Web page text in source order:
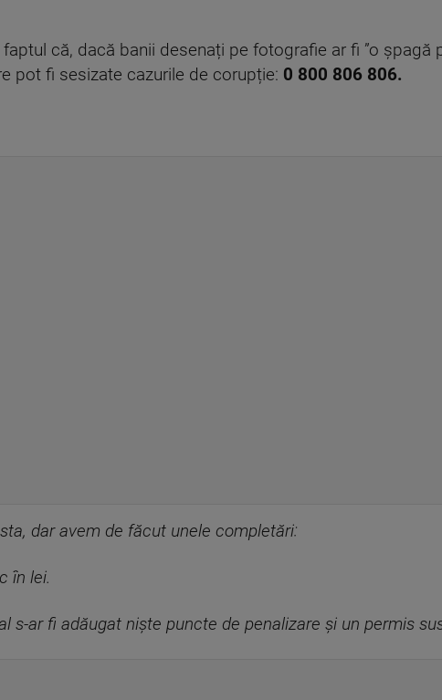
că, dacă banii desenați pe fotografie ar fi ”o șpagă
pot fi sesizate cazurile de corupție: 0 800 806 806.
dar avem de făcut unele completări:
în lei.
s-ar fi adăugat niște puncte de penalizare și un permis